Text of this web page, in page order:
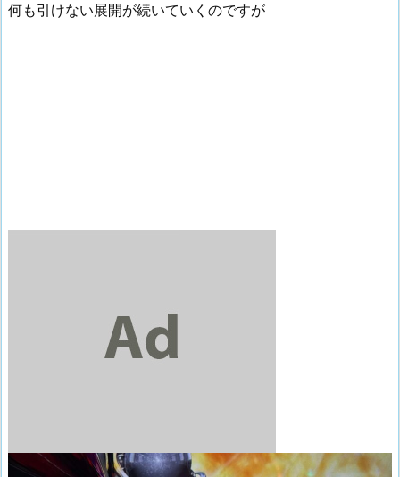
何も引けない展開が続いていくのですが